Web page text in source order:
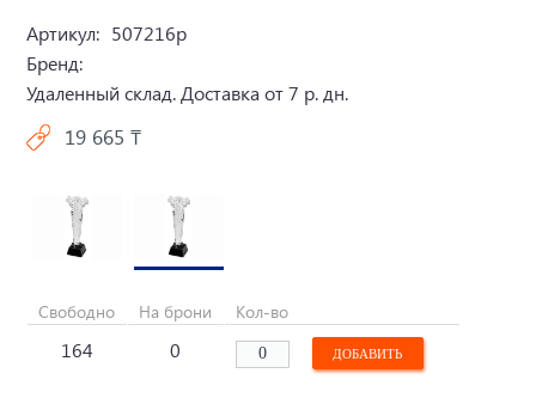
Артикул: 507216p
Бренд:
Удаленный склад. Доставка от 7 р. дн.
19 665 ₸
Свободно На брони Кол-во
164 0